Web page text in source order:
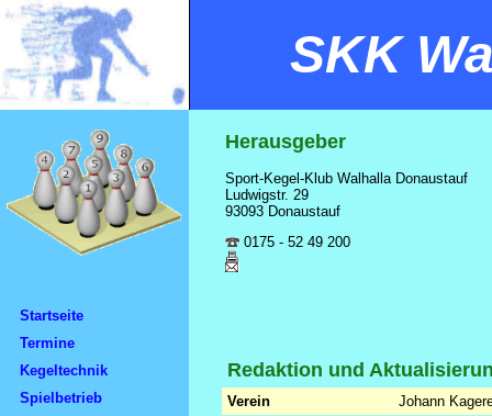
SKK
Startseite
Termine
Kegeltechnik
Spielbetrieb
Herausgeber
Sport-Kegel-Klub Walhalla Donaustauf
Ludwigstr. 29
93093 Donaustauf
0175 - 52 49 200
Redaktion und
Verein Johann